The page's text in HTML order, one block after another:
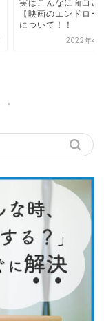
実はこんなに面白い
【映画のエンドロー
について！！
2022年4